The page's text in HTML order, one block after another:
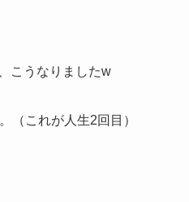
こうなりましたw
（これが人生2回目）